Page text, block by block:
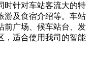
时针对车站客流大的特
游及食宿介绍等。车站
前广场、候车站台、发
，适合使用我司的智能